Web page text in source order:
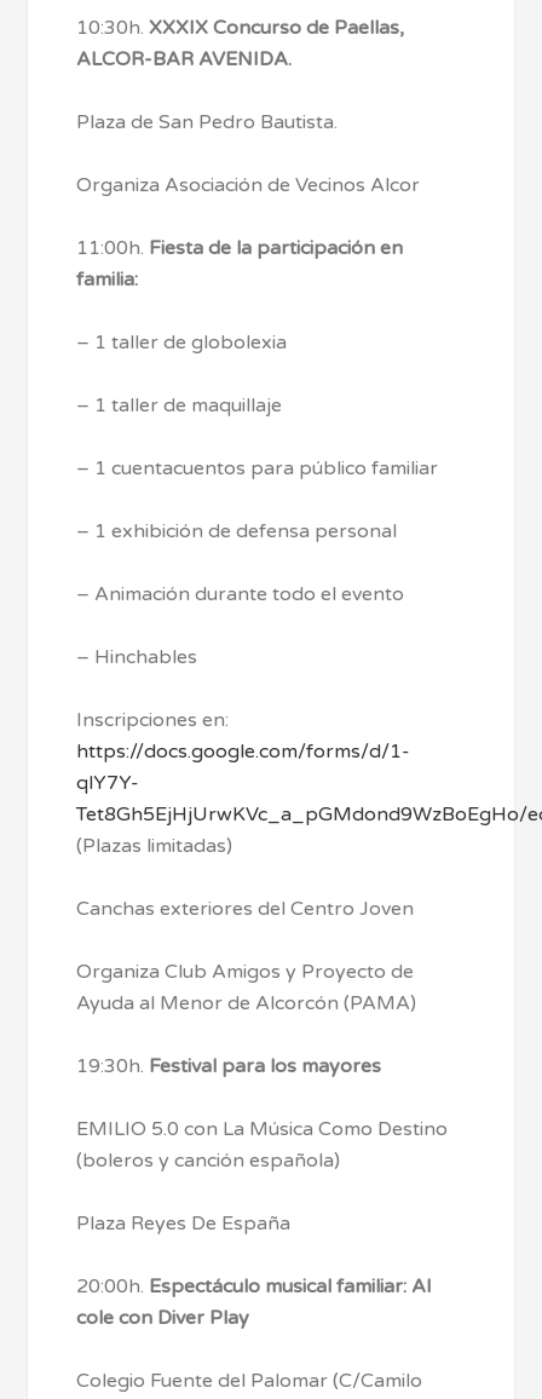
10:30h.XXXIX Concurso de Paellas,
ALCOR-BAR AVENIDA.
Plaza de San Pedro Bautista.
Organiza Asociación de Vecinos Alcor
11:00h. Fiesta de la participación en
familia:
– 1 taller de globolexia
– 1 taller de maquillaje
– 1 cuentacuentos para público familiar
– 1 exhibición de defensa personal
– Animación durante todo el evento
– Hinchables
Inscripciones en:
https://docs.google.com/forms/d/1-
qlY7Y-
Tet8Gh5EjHjUrwKVc_a_pGMdond9WzBoEgHo/
(Plazas limitadas)
Canchas exteriores del Centro Joven
Organiza Club Amigos y Proyecto de
Ayuda al Menor de Alcorcón (PAMA)
19:30h. Festival para los mayores
EMILIO 5.0 con La Música Como Destino
(boleros y canción española)
Plaza Reyes De España
20:00h. Espectáculo musical familiar: Al
cole con Diver Play
Colegio Fuente del Palomar (C/Camilo